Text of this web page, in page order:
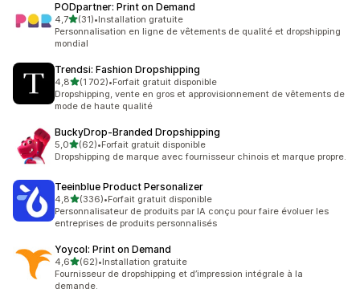
PODpartner: Print on Demand
4,7étoile(s) sur 5
(31)
31 avis au total
•Installation gratuite
Personnalisation en ligne de vêtements de qualité et dropshipping
mondial
Trendsi: Fashion Dropshipping
4,8étoile(s) sur 5
(1 702)
1702 avis au total
•Forfait gratuit disponible
Dropshipping, vente en gros et approvisionnement de vêtements de
mode de haute qualité
BuckyDrop‑Branded Dropshipping
5,0étoile(s) sur 5
(62)
62 avis au total
•Forfait gratuit disponible
Dropshipping de marque avec fournisseur chinois et marque propre.
Teeinblue Product Personalizer
4,8étoile(s) sur 5
(336)
336 avis au total
•Forfait gratuit disponible
Personnalisateur de produits par IA conçu pour faire évoluer les
entreprises de produits personnalisés
Yoycol: Print on Demand
4,6étoile(s) sur 5
(62)
62 avis au total
•Installation gratuite
Fournisseur de dropshipping et d’impression intégrale à la
demande.